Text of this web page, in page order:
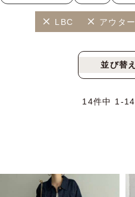
LBC アウター
並び替え
14件中 1 -14